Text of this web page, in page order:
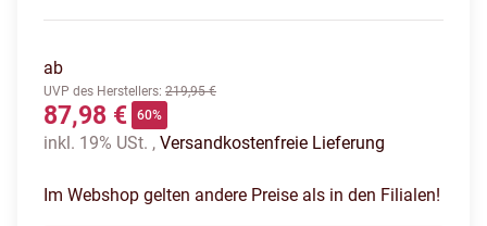
ab
UVP des Herstellers: 219,95 €
87,98 € 60%
inkl. 19% USt. , Versandkostenfreie Lieferung
Im Webshop gelten andere Preise als in den Filialen!